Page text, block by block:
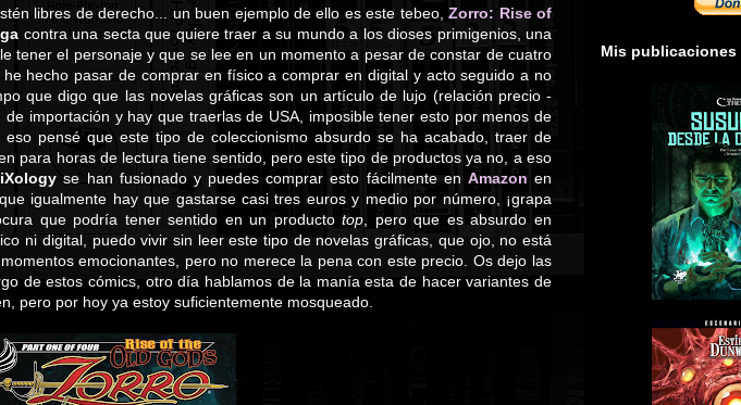
libres de derecho... un buen ejemplo de ello es este tebeo,Zorro: Rise of
contra una secta que quiere traer a su mundo a los dioses primigenios, una
tener el personaje y que se lee en un momento a pesar de constar de cuatro
hecho pasar de comprar en físico a comprar en digital y acto seguido a no
que digo que las novelas gráficas son un artículo de lujo (relación precio -
importación y hay que traerlas de USA, imposible tener esto por menos de
pensé que este tipo de coleccionismo absurdo se ha acabado, traer de
para horas de lectura tiene sentido, pero este tipo de productos ya no, a eso
se han fusionado y puedes comprar esto fácilmente en Amazon en
igualmente hay que gastarse casi tres euros y medio por número, ¡grapa
que podría tener sentido en un productotop , pero que es absurdo en
ni digital, puedo vivir sin leer este tipo de novelas gráficas, que ojo, no está
emocionantes, pero no merece la pena con este precio. Os dejo las
de estos cómics, otro día hablamos de la manía esta de hacer variantes de
pero por hoy ya estoy suficientemente mosqueado.
Mis publicaciones